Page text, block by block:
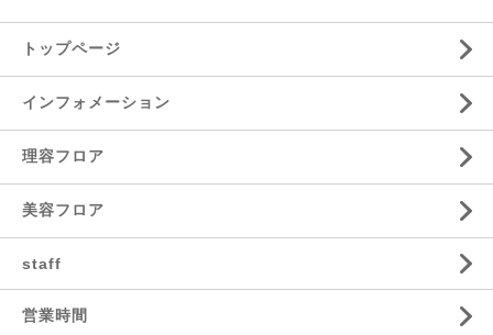
トップページ
インフォメーション
理容フロア
美容フロア
staff
営業時間